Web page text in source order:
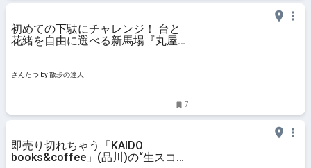
初めての下駄にチャレンジ！ 台と
花緒を自由に選べる新馬場『丸屋履
さんたつ by 散歩の達人
さんたつ by 散歩の達人
7
即売り切れちゃう「KAIDO
books&coffee」(品川)の“生スコー